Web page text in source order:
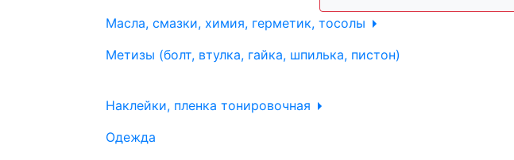
Масла, смазки, химия, герметик, тосолы
Метизы (болт, втулка, гайка, шпилька, пистон)
Наклейки, пленка тонировочная
Одежда